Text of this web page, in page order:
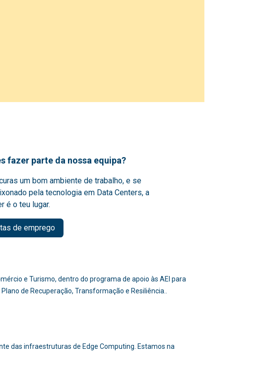
fazer parte da nossa equipa?
um bom ambiente de trabalho, e se
pela tecnologia em Data Centers, a
é o teu lugar.
de emprego
e Turismo, dentro do programa de apoio às AEI para
de Recuperação, Transformação e Resiliência..
das infraestruturas de Edge Computing. Estamos na